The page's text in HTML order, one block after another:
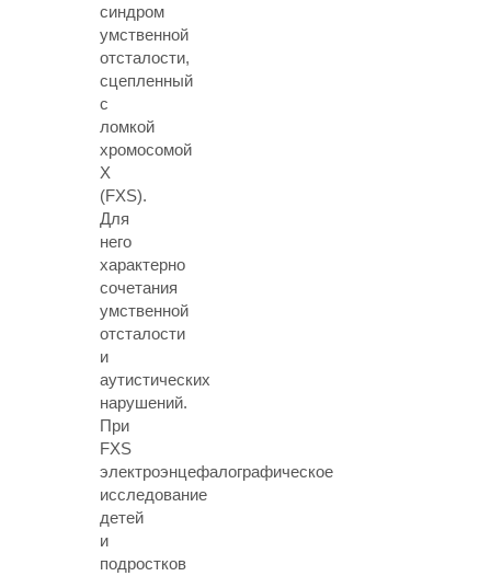
синдром
умственной
отсталости,
сцепленный
с
ломкой
хромосомой
Х
(FXS).
Для
него
характерно
сочетания
умственной
отсталости
и
аутистических
нарушений.
При
FXS
электроэнцефалографическое
исследование
детей
и
подростков